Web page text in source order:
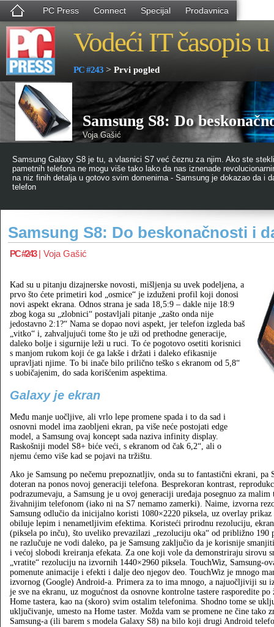
PC Press Connect Specijal Prodavnica
Vodeći IT časopis
PC #243 > Prvi pogled
Samsung S8: Do
Voja Gašić
Samsung Galaxy S8 je tu, a vlasnici S7 već čeznu za njim. Ako ste
pametnih telefona ne mogu više tako lako da nas iznenade
na niz finih detalja u gotovo svim domenima - Samsung je dokazao da i
telefon
Samsung S8: Do beskonačnosti i
PC #243| Voja Gašić
Kad su u pitanju dizajnerske novosti, mišljenja su uvek podeljena, a
prvo što ćete primetiri kod „osmice“ je izduženi profil koji donosi
novi aspekt ekrana. Odnos strana je sada 18,5:9 – dakle nije 18:9
zbog koga su „zlobnici“ postavljali pitanje „zašto onda nije
jedostavno 2:1?“ Nama se dopao novi aspekt, jer telefon izgleda baš
„vitko“ i, zahvaljujući tome što je uži od prethodne generacije,
daleko bolje i sigurnije leži u ruci. To će pogotovo osetiti korisnici
s manjom rukom koji će ga lakše i držati i daleko efikasnije
upravljati njime. To bi inače bilo prilično teško s ekranom od 5,8“
s uobičajenim, do sada korišćenim aspektima.
Galaxy je ekran
Među manje uočljive, ali vrlo lepe promene spada i to da sad i
osnovni model ima zaobljeni ekran, pa više neće postojati edge
model, a Samsung ovaj koncept sada naziva infinity display.
Raskošniji model S8+ biće veći, s ekranom od čak 6,2“, ali o
njemu ćemo više kad se pojavi na tržištu.
Ako je Samsung po nečemu prepoznatljiv, onda su to fantastični ekrani,
doteran na ponos novoj generaciji telefona. Besprekoran kontrast,
podrazumevaju, a Samsung je u ovoj generaciji uređaja posegnuo za
živahnijim telefonom (iako ni na S7 nemamo zamerki). Naime, izvorna
Samsung odlučio da inicijalno koristi 1080×2220 piksela, uz overlay
obiluje lepim i nenametljivim efektima. Koristeći prirodnu rezoluciju,
(piksela po inču), što uveliko prevazilazi „rezoluciju oka“ od približno 190
ne razlučuje ne vodi daleko, pa je Samsung zaključio da je korisnije
i većoj slobodi kreiranja efekata. Za one koji vole da demonstriraju sirovu
„vratite“ rezoluciju na izvornih 1440×2960 piksela. TouchWiz, Samsung-
pomenute animacije i efekti i dalje deo njegov deo. TouchWiz je mnogo
izvornog (Google) Android-a. Primera za to ima mnogo, a najuočljiviji su
je sve na ekranu, uz mogućnost da osnovne kontrolne tastere rasporedite
Home tastera, kao na (skoro) svim ostalim telefonima. Shodno tome se
uključivanje, umesto na Home taster. Možda vam se promene ne čine tako
Samsung-a (ili barem s modela Galaxy S8) na bilo koji drugi Android